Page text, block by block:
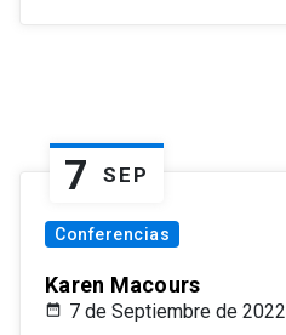
7 SEP
Conferencias
Karen Macours
7 de Septiembre de 2022